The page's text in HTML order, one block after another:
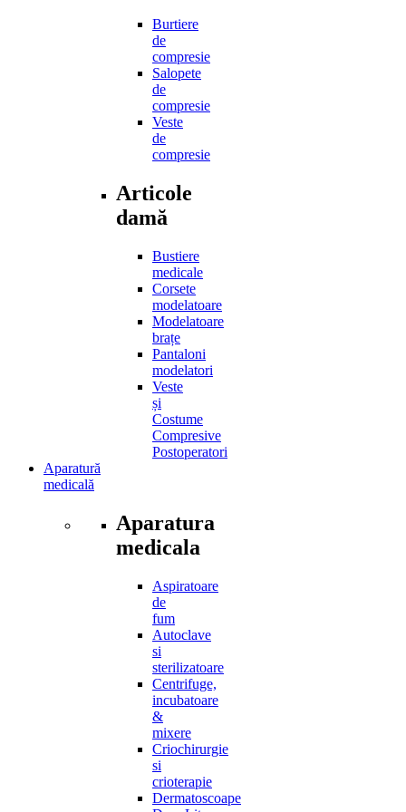
Burtiere
de
compresie
Salopete
de
compresie
Veste
de
compresie
Articole
damă
Bustiere
medicale
Corsete
modelatoare
Modelatoare
brațe
Pantaloni
modelatori
Veste
și
Costume
Compresive
Postoperatori
Aparatură
medicală
Aparatura
medicala
Aspiratoare
de
fum
Autoclave
si
sterilizatoare
Centrifuge,
incubatoare
&
mixere
Criochirurgie
si
crioterapie
Dermatoscoape